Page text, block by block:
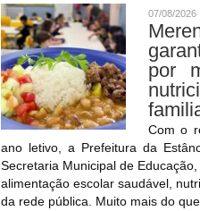
07/08/2026
por
Com o
ano letivo, a Prefeitura da
Secretaria Municipal de
alimentação escolar saudável,
da rede pública. Muito mais do